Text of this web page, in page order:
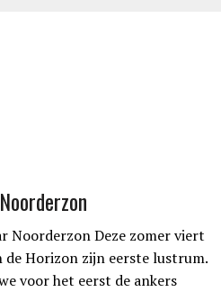
Noorderzon Deze zomer viert
de Horizon zijn eerste lustrum.
voor het eerst de ankers